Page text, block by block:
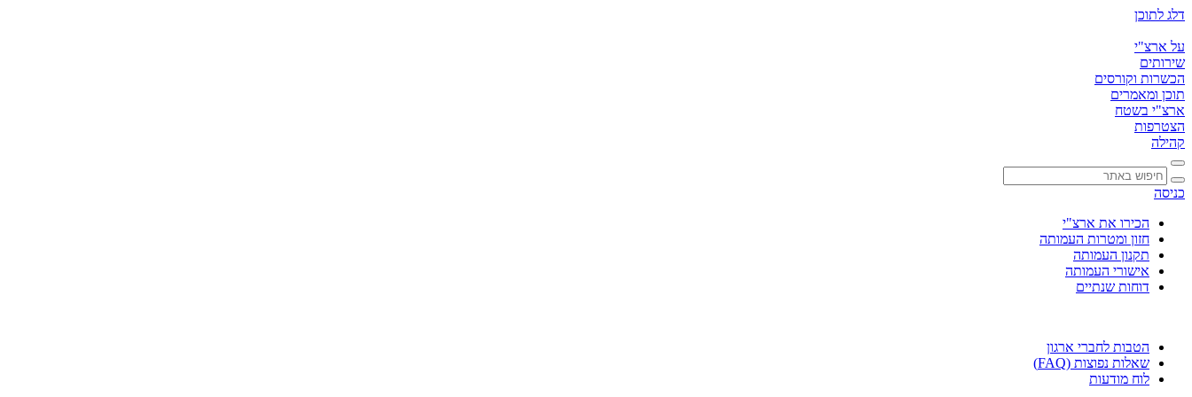
דלג לתוכן
על ארצ"י
שירותים
הכשרות וקורסים
תוכן ומאמרים
ארצ"י בשטח
הצטרפות
קהילה
כניסה
הכירו את ארצ"י
חזון ומטרות העמותה
תקנון העמותה
אישורי העמותה
דוחות שנתיים
הטבות לחברי ארגון
שאלות נפוצות (FAQ)
לוח מודעות